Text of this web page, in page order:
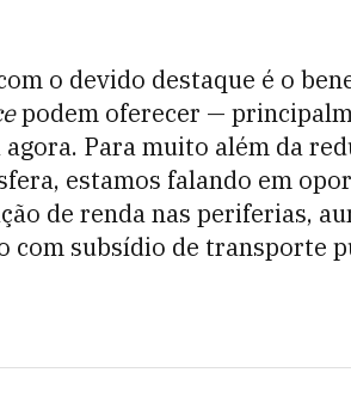
o devido destaque é o
podem oferecer —
Para muito além da
estamos falando em
de renda nas periferias,
com subsídio de transporte